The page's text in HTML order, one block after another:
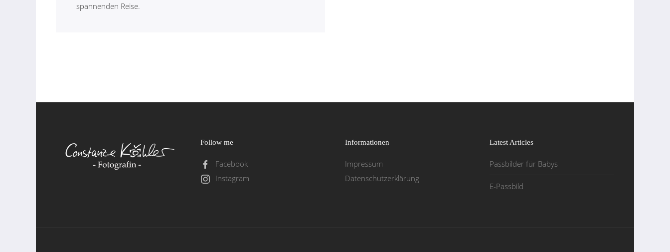
spannenden Reise.
Follow me
Facebook
Instagram
Informationen
Impressum
Datenschutzerklärung
Latest Articles
Passbilder für Babys
E-Passbild